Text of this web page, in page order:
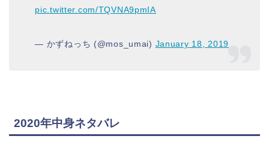
pic.twitter.com/TQVNA9pmIA
— かずねっち (@mos_umai) January 18, 2019
2020年中身ネタバレ